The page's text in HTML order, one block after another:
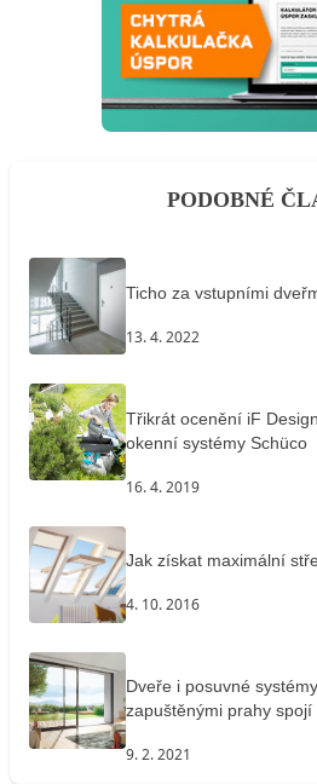
PODOBNÉ
Ticho za vstupními
13. 4. 2022
Třikrát ocenění iF
okenní systémy Schüco
16. 4. 2019
Jak získat maximální
4. 10. 2016
Dveře i posuvné
zapuštěnými prahy
9. 2. 2021